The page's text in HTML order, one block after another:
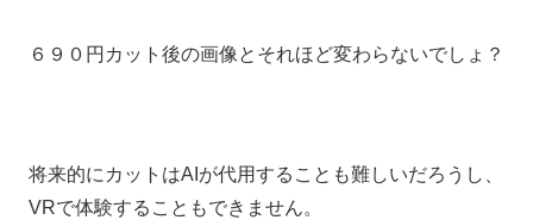
６９０円カット後の画像とそれほど変わらないでしょ？
将来的にカットはAIが代用することも難しいだろうし、
VRで体験することもできません。